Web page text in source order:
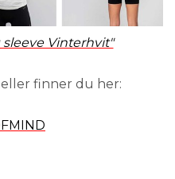
Vinterhvit"
finner du her: